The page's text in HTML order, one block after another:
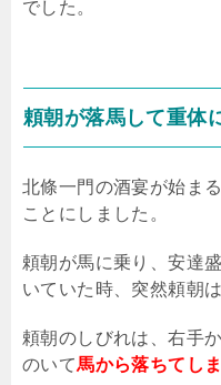
でした。
頼朝が落馬して重体
北條一門の酒宴が始ま
ことにしました。
頼朝が馬に乗り、安達
いていた時、突然頼朝
頼朝のしびれは、右手
のいて馬から落ちてし